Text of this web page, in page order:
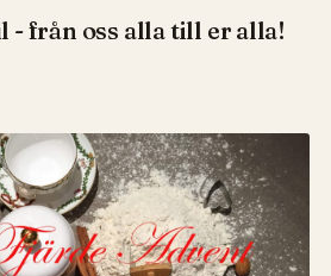
- från oss alla till er alla!